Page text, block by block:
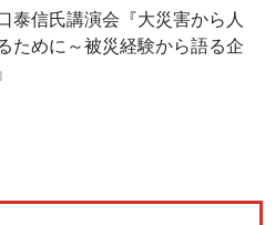
泰信氏講演会『大災害から人
ために～被災経験から語る企